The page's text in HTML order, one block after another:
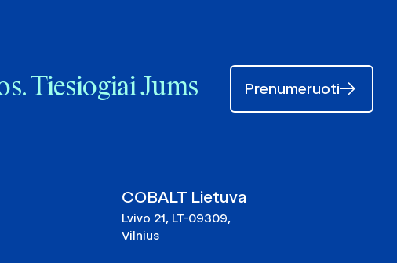
Tiesiogiai Jums Prenumeruoti
COBALT Lietuva
Lvivo 21, LT-09309,
Vilnius